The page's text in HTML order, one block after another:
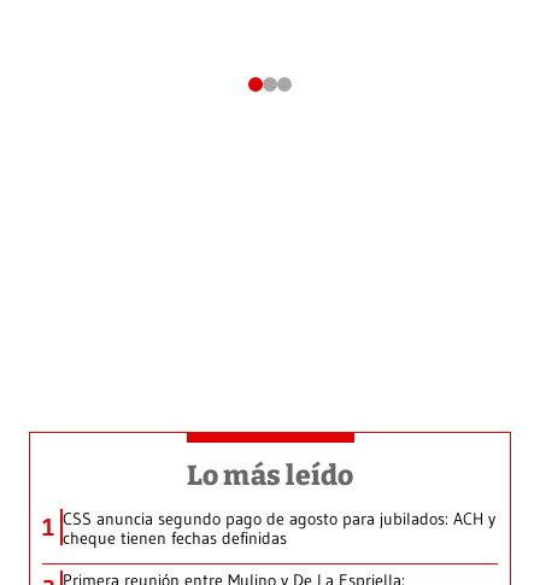
Lo más leído
1 CSS anuncia segundo pago de agosto para jubilados: ACH y
cheque tienen fechas definidas
Primera reunión entre Mulino y De La Espriella: